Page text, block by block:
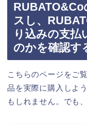
スし、
り込みの支払
のかを確認す
こちらのページをご
品を実際に購入しよ
もしれません。でも、